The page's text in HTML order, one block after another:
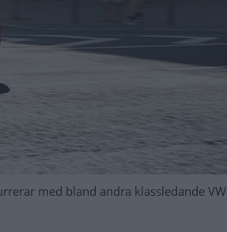
med bland andra klassledande VW